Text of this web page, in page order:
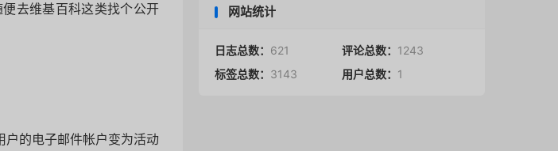
去维基百科这类找个公开
户的电子邮件帐户变为活动
网站统计
日志总数： 621 评论总数： 1243
标签总数： 3143 用户总数： 1